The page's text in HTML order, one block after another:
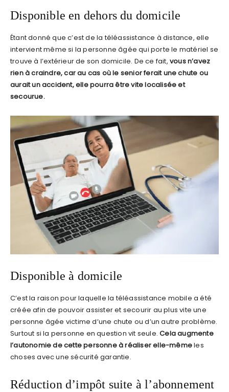
Disponible en dehors du domicile
Étant donné que c’est de la téléassistance à distance, elle
intervient même si la personne âgée qui porte le matériel se
trouve à l’extérieur de son domicile. De ce fait, vous n’avez
rien à craindre, car au cas où le senior ferait une chute ou
aurait un accident, elle pourra être vite localisée et
secourue.
Disponible à domicile
C’est la raison pour laquelle la téléassistance mobile a été
créée afin de pouvoir assister et secourir au plus vite une
personne âgée victime d’une chute ou d’un autre problème.
Surtout si la personne en question vit seule.Cela augmente
l’autonomie de cette personne à réaliserelle-mêmeles
choses avec une sécurité garantie.
Réduction d’impôt suite à l’abonnement